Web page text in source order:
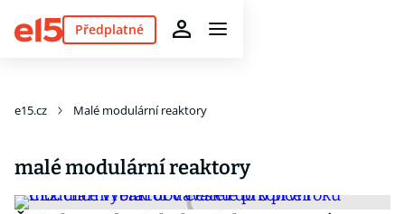
Předplatné
e15.cz Malé modulární reaktory
malé modulární reaktory